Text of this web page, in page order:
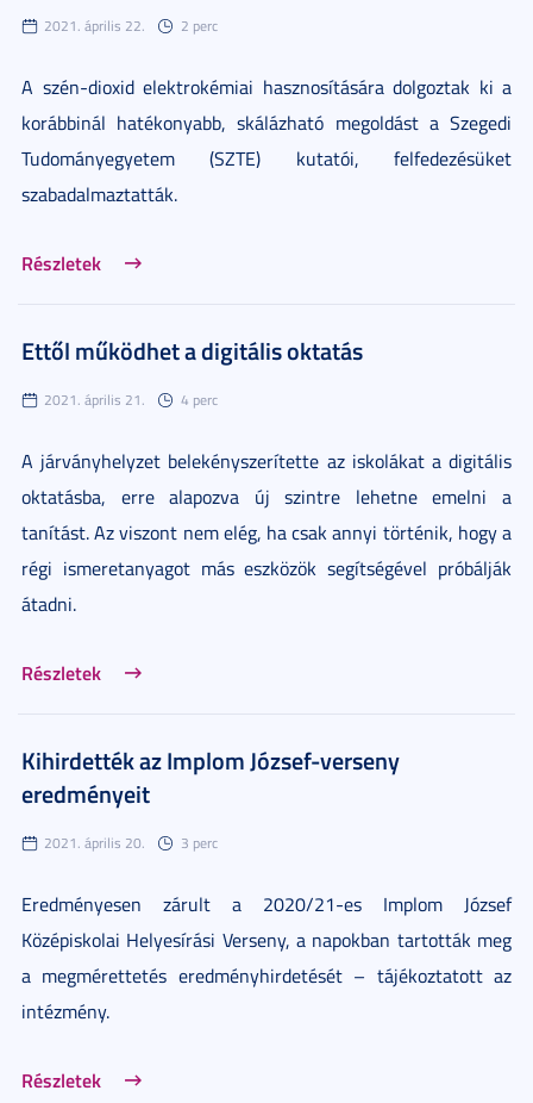
2021. április 22. 2 perc
A szén-dioxid elektrokémiai hasznosítására dolgoztak ki a
korábbinál hatékonyabb, skálázható megoldást a Szegedi
Tudományegyetem (SZTE) kutatói, felfedezésüket
szabadalmaztatták.
Részletek
Ettől működhet a digitális oktatás
2021. április 21. 4 perc
A járványhelyzet belekényszerítette az iskolákat a digitális
oktatásba, erre alapozva új szintre lehetne emelni a
tanítást. Az viszont nem elég, ha csak annyi történik, hogy a
régi ismeretanyagot más eszközök segítségével próbálják
átadni.
Részletek
Kihirdették az Implom József-verseny
eredményeit
2021. április 20. 3 perc
Eredményesen zárult a 2020/21-es Implom József
Középiskolai Helyesírási Verseny, a napokban tartották meg
a megmérettetés eredményhirdetését – tájékoztatott az
intézmény.
Részletek